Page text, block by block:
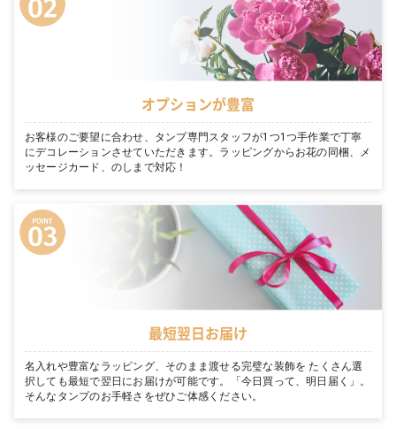
オプションが豊富
お客様のご要望に合わせ、タンプ専門スタッフが1つ1つ手作業で丁寧
にデコレーションさせていただきます。ラッピングからお花の同梱、メ
ッセージカード、のしまで対応！
最短翌日お届け
名入れや豊富なラッピング、そのまま渡せる完璧な装飾を たくさん選
択しても最短で翌日にお届けが可能です。「今日買って、明日届く」。
そんなタンプのお手軽さをぜひご体感ください。